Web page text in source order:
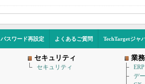
パスワード再設定 よくあるご質問 TechTargetジャ
セキュリティ
セキュリティ
業
ERP
デ